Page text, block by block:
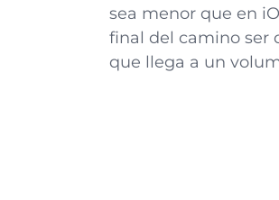
sea menor que en
final del camino ser
que llega a un